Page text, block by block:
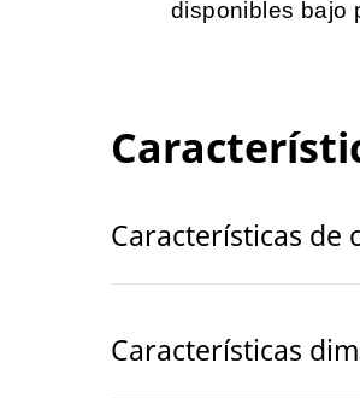
disponibles bajo
Características de
Características